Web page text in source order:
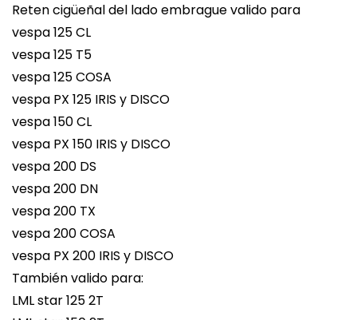
Reten cigüeñal del lado embrague valido para
vespa 125 CL
vespa 125 T5
vespa 125 COSA
vespa PX 125 IRIS y DISCO
vespa 150 CL
vespa PX 150 IRIS y DISCO
vespa 200 DS
vespa 200 DN
vespa 200 TX
vespa 200 COSA
vespa PX 200 IRIS y DISCO
También valido para:
LML star 125 2T